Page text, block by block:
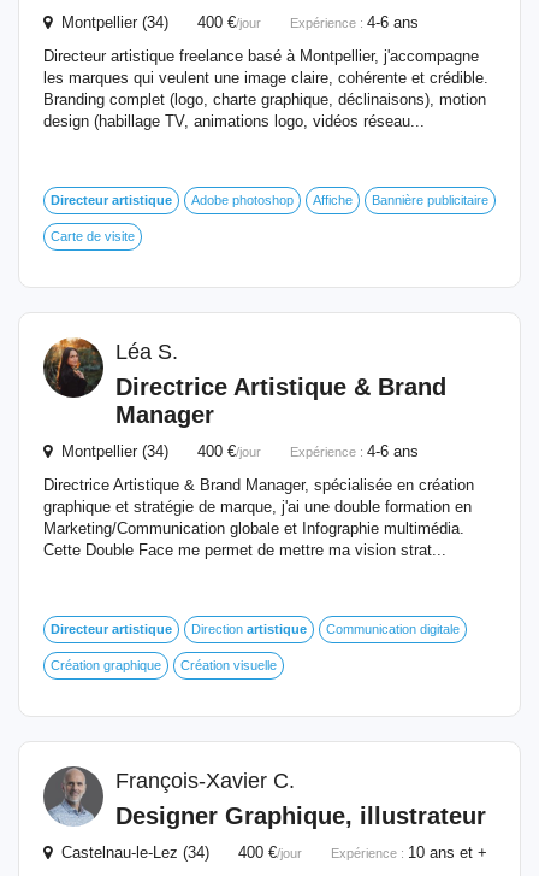
Montpellier (34) 400 €/jour Expérience : 4-6 ans
Directeur artistique freelance basé à Montpellier, j'accompagne
les marques qui veulent une image claire, cohérente et crédible.
Branding complet (logo, charte graphique, déclinaisons), motion
design (habillage TV, animations logo, vidéos réseau...
Directeur artistique Adobe photoshop Affiche Bannière publicitaire
Carte de visite
Léa S.
Directrice Artistique & Brand
Manager
Montpellier (34) 400 €/jour Expérience : 4-6 ans
Directrice Artistique & Brand Manager, spécialisée en création
graphique et stratégie de marque, j'ai une double formation en
Marketing/Communication globale et Infographie multimédia.
Cette Double Face me permet de mettre ma vision strat...
Directeur artistique Direction artistique Communication digitale
Création graphique Création visuelle
François-Xavier C.
Designer Graphique, illustrateur
Castelnau-le-Lez (34) 400 €/jour Expérience : 10 ans et +